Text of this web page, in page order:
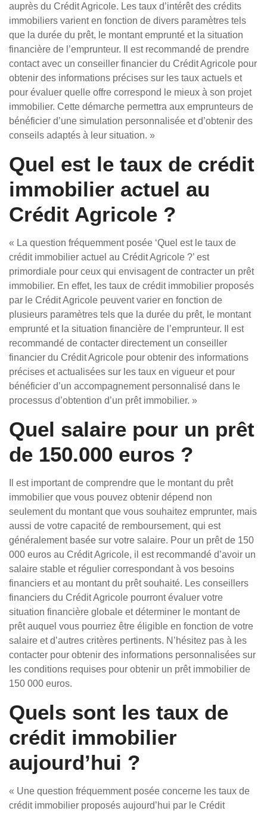
auprès du Crédit Agricole. Les taux d’intérêt des crédits
immobiliers varient en fonction de divers paramètres tels
que la durée du prêt, le montant emprunté et la situation
financière de l’emprunteur. Il est recommandé de prendre
contact avec un conseiller financier du Crédit Agricole pour
obtenir des informations précises sur les taux actuels et
pour évaluer quelle offre correspond le mieux à son projet
immobilier. Cette démarche permettra aux emprunteurs de
bénéficier d’une simulation personnalisée et d’obtenir des
conseils adaptés à leur situation. »
Quel est le taux de crédit
immobilier actuel au
Crédit Agricole ?
« La question fréquemment posée ‘Quel est le taux de
crédit immobilier actuel au Crédit Agricole ?’ est
primordiale pour ceux qui envisagent de contracter un prêt
immobilier. En effet, les taux de crédit immobilier proposés
par le Crédit Agricole peuvent varier en fonction de
plusieurs paramètres tels que la durée du prêt, le montant
emprunté et la situation financière de l’emprunteur. Il est
recommandé de contacter directement un conseiller
financier du Crédit Agricole pour obtenir des informations
précises et actualisées sur les taux en vigueur et pour
bénéficier d’un accompagnement personnalisé dans le
processus d’obtention d’un prêt immobilier. »
Quel salaire pour un prêt
de 150.000 euros ?
Il est important de comprendre que le montant du prêt
immobilier que vous pouvez obtenir dépend non
seulement du montant que vous souhaitez emprunter, mais
aussi de votre capacité de remboursement, qui est
généralement basée sur votre salaire. Pour un prêt de 150
000 euros au Crédit Agricole, il est recommandé d’avoir un
salaire stable et régulier correspondant à vos besoins
financiers et au montant du prêt souhaité. Les conseillers
financiers du Crédit Agricole pourront évaluer votre
situation financière globale et déterminer le montant de
prêt auquel vous pourriez être éligible en fonction de votre
salaire et d’autres critères pertinents. N’hésitez pas à les
contacter pour obtenir des informations personnalisées sur
les conditions requises pour obtenir un prêt immobilier de
150 000 euros.
Quels sont les taux de
crédit immobilier
aujourd’hui ?
« Une question fréquemment posée concerne les taux de
crédit immobilier proposés aujourd’hui par le Crédit